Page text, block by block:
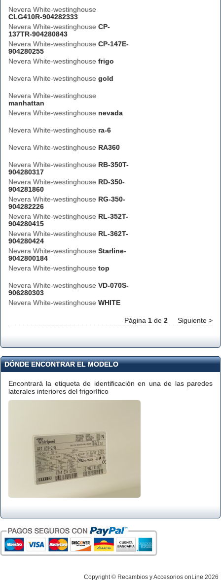
Nevera White-westinghouse
CLG410R-904282333
Nevera White-westinghouse CP-
137TR-904280843
Nevera White-westinghouse CP-147E-
904280255
Nevera White-westinghouse frigo
Nevera White-westinghouse gold
Nevera White-westinghouse
manhattan
Nevera White-westinghouse nevada
Nevera White-westinghouse ra-6
Nevera White-westinghouse RA360
Nevera White-westinghouse RB-350T-
904280317
Nevera White-westinghouse RD-350-
904281860
Nevera White-westinghouse RG-350-
904282226
Nevera White-westinghouse RL-352T-
904280415
Nevera White-westinghouse RL-362T-
904280424
Nevera White-westinghouse Starline-
9042800184
Nevera White-westinghouse top
Nevera White-westinghouse VD-070S-
906280303
Nevera White-westinghouse WHITE
Página 1 de 2 Siguiente >
DÓNDE ENCONTRAR EL MODELO
Encontrará la etiqueta de identificación en una de las paredes
laterales interiores del frigorífico
Copyright © Recambios y Accesorios onLine 2026